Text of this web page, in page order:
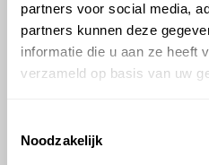
partners voor social media,
partners kunnen deze
informatie die u aan ze heeft
verzameld op basis van uw
Noodzakelijk